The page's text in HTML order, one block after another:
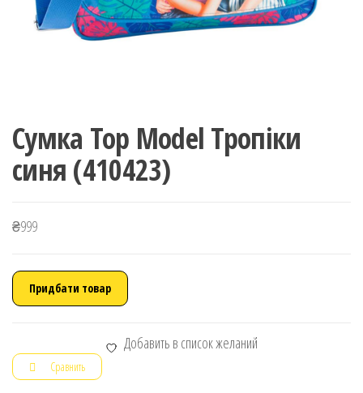
Сумка Top Model Тропіки
синя (410423)
₴999
Придбати товар
Добавить в список желаний
Сравнить